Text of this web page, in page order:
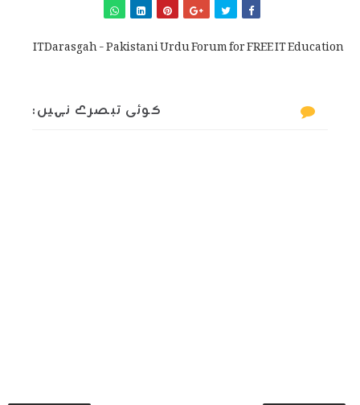
ITDarasgah - Pakistani Urdu Forum for FREE IT Education
کوئی تبصرے نہیں: